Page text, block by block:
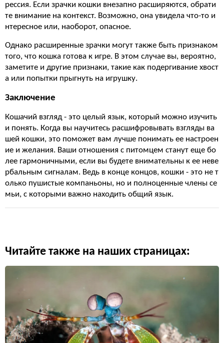
рессия. Если зрачки кошки внезапно расширяются, обрати
те внимание на контекст. Возможно, она увидела что-то и
нтересное или, наоборот, опасное.
Однако расширенные зрачки могут также быть признаком
того, что кошка готова к игре. В этом случае вы, вероятно,
заметите и другие признаки, такие как подергивание хвост
а или попытки прыгнуть на игрушку.
Заключение
Кошачий взгляд - это целый язык, который можно изучить
и понять. Когда вы научитесь расшифровывать взгляды ва
шей кошки, это поможет вам лучше понимать ее настроен
ие и желания. Ваши отношения с питомцем станут еще бо
лее гармоничными, если вы будете внимательны к ее неве
рбальным сигналам. Ведь в конце концов, кошки - это не т
олько пушистые компаньоны, но и полноценные члены се
мьи, с которыми важно находить общий язык.
Читайте также на наших страницах: